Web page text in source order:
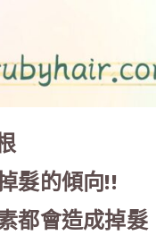
髮的傾向!!
都會造成掉髮